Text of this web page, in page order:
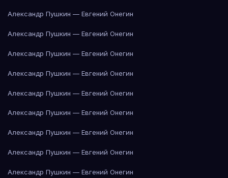
Александр Пушкин — Евгений Онегин
Александр Пушкин — Евгений Онегин
Александр Пушкин — Евгений Онегин
Александр Пушкин — Евгений Онегин
Александр Пушкин — Евгений Онегин
Александр Пушкин — Евгений Онегин
Александр Пушкин — Евгений Онегин
Александр Пушкин — Евгений Онегин
Александр Пушкин — Евгений Онегин